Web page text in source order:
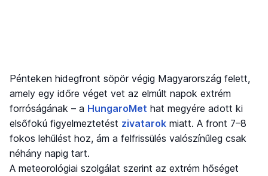
Pénteken hidegfront söpör végig Magyarország felett,
amely egy időre véget vet az elmúlt napok extrém
forróságának – a HungaroMet hat megyére adott ki
elsőfokú figyelmeztetést zivatarok miatt. A front 7–8
fokos lehűlést hoz, ám a felfrissülés valószínűleg csak
néhány napig tart.
A meteorológiai szolgálat szerint az extrém hőséget